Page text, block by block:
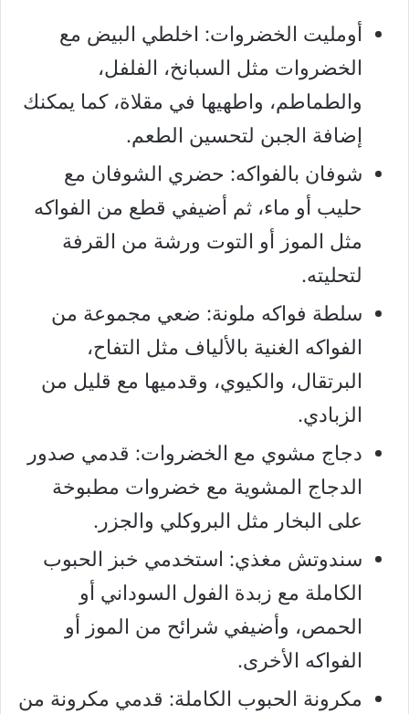
أومليت الخضروات: اخلطي البيض مع
الخضروات مثل السبانخ، الفلفل،
والطماطم، واطهيها في مقلاة، كما يمكنك
إضافة الجبن لتحسين الطعم.
شوفان بالفواكه: حضري الشوفان مع
حليب أو ماء، ثم أضيفي قطع من الفواكه
مثل الموز أو التوت ورشة من القرفة
لتحليته.
سلطة فواكه ملونة: ضعي مجموعة من
الفواكه الغنية بالألياف مثل التفاح،
البرتقال، والكيوي، وقدميها مع قليل من
الزبادي.
دجاج مشوي مع الخضروات: قدمي صدور
الدجاج المشوية مع خضروات مطبوخة
على البخار مثل البروكلي والجزر.
سندوتش مغذي: استخدمي خبز الحبوب
الكاملة مع زبدة الفول السوداني أو
الحمص، وأضيفي شرائح من الموز أو
الفواكه الأخرى.
مكرونة الحبوب الكاملة: قدمي مكرونة من